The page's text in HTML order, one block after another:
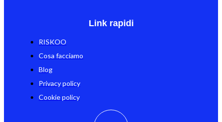
Link rapidi
RISKOO
Cosa facciamo
Blog
Privacy policy
Cookie policy